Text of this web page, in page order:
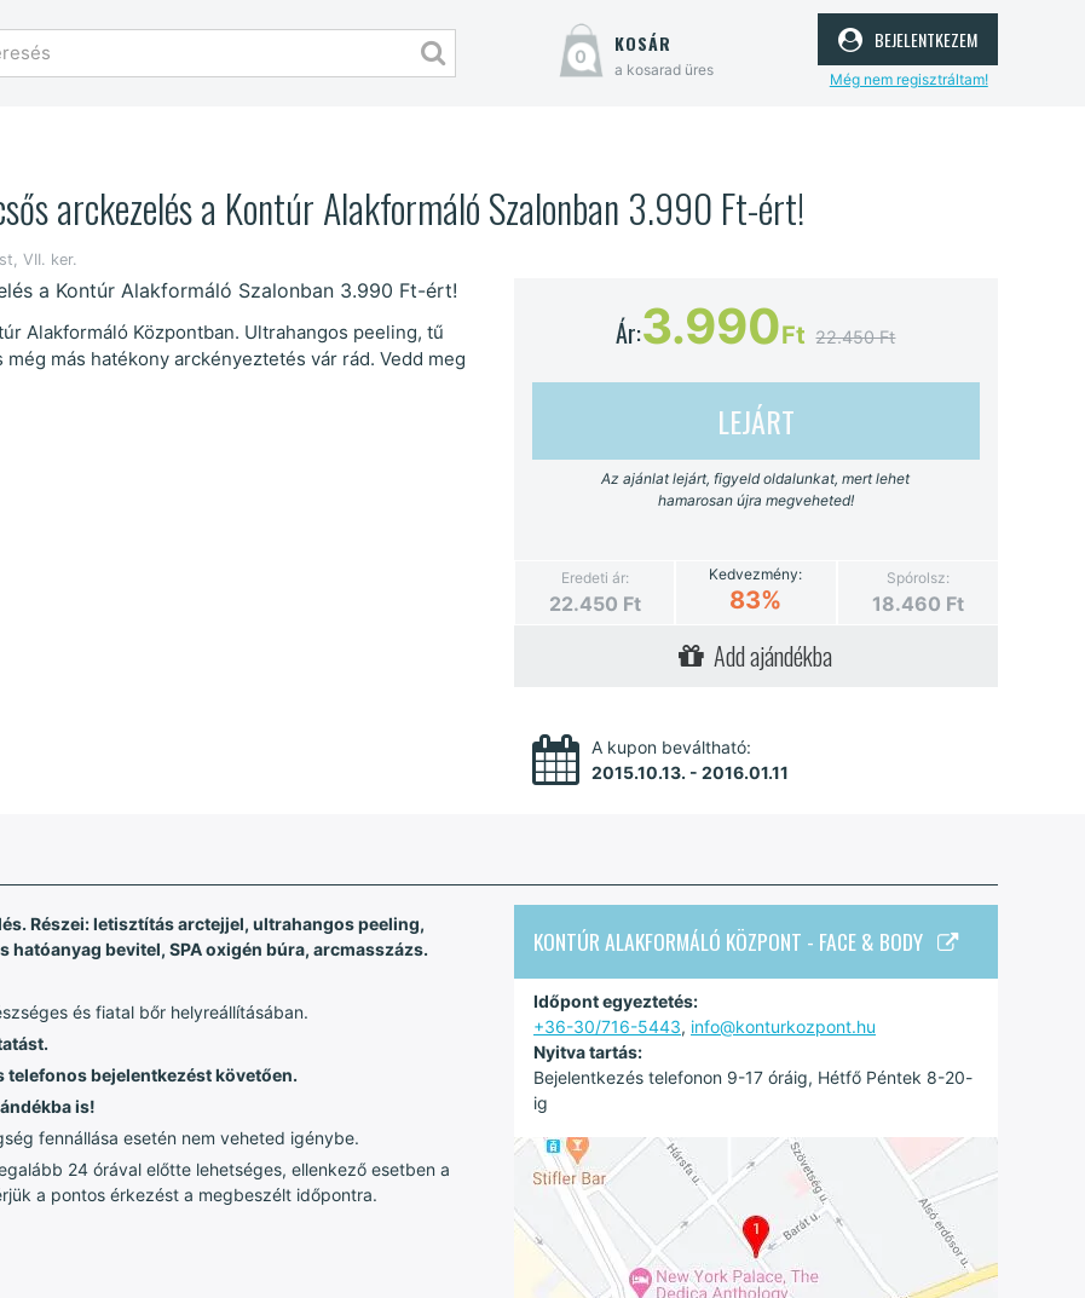
0 kosár
a kosarad üres
bejelentkezem
Még nem regisztráltam!
arckezelés a Kontúr Alakformáló Szalonban 3.990 Ft-ért!
VII. ker.
Alakformáló Központban. Ultrahangos peeling, tű
más hatékony arckényeztetés vár rád. Vedd meg
Ár:3.990Ft 22.450 Ft
LEJÁRT
Az ajánlat lejárt, figyeld oldalunkat, mert lehet
hamarosan újra megveheted!
Eredeti ár:
22.450 Ft
Kedvezmény:
83%
Spórolsz:
18.460 Ft
Add ajándékba
A kupon beváltható:
2015.10.13. - 2016.01.11
Részei: letisztítás arctejjel, ultrahangos peeling,
bevitel, SPA oxigén búra, arcmasszázs.
és fiatal bőr helyreállításában.
telefonos bejelentkezést követően.
is!
fennállása esetén nem veheted igénybe.
24 órával előtte lehetséges, ellenkező esetben a
a pontos érkezést a megbeszélt időpontra.
KONTÚR ALAKFORMÁLÓ KÖZPONT - FACE & BODY
Időpont egyeztetés:
+36-30/716-5443, info@konturkozpont.hu
Nyitva tartás:
Bejelentkezés telefonon 9-17 óráig, Hétfő Péntek 8-20-
ig